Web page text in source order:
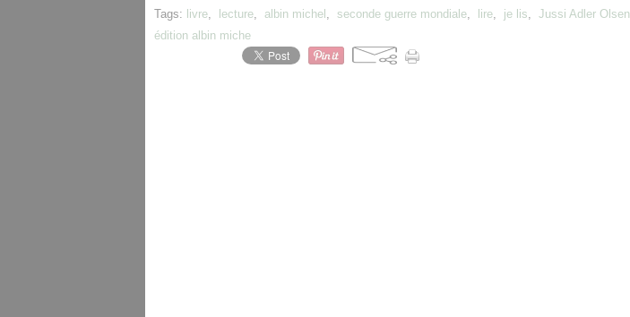
Tags: livre, lecture, albin michel , seconde guerre mondiale, lire, je lis, Jussi Adler Olsen
édition albin miche